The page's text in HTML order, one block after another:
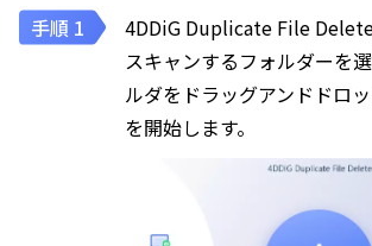
4DDiG Duplicate File
スキャンするフォルダーを
ルダをドラッグアンドドロ
を開始します。